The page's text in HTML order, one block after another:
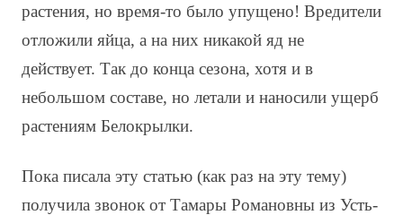
растения, но время-то было упущено! Вредители
отложили яйца, а на них никакой яд не
действует. Так до конца сезона, хотя и в
небольшом составе, но летали и наносили ущерб
растениям Белокрылки.
Пока писала эту статью (как раз на эту тему)
получила звонок от Тамары Романовны из Усть-